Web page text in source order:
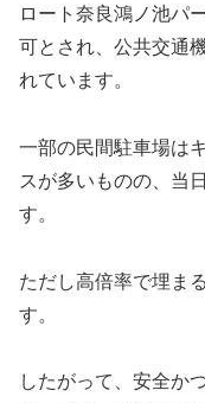
ロート奈良鴻ノ池パ
可とされ、公共交通
れています。
一部の民間駐車場は
スが多いものの、当
す。
ただし高倍率で埋ま
す。
したがって、安全か